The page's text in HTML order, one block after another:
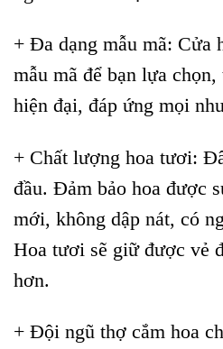
+ Đa dạng mẫu mã: Cửa
mẫu mã để bạn lựa
hiện đại, đáp ứng mọi
+ Chất lượng hoa tươi:
đầu. Đảm bảo hoa được
mới, không dập nát, có
Hoa tươi sẽ giữ được vẻ
hơn.
+ Đội ngũ thợ cắm hoa